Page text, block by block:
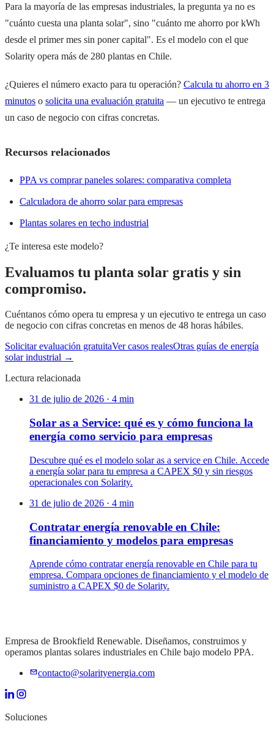
Para la mayoría de las empresas industriales, la pregunta ya no es
"cuánto cuesta una planta solar", sino "cuánto me ahorro por kWh
desde el primer mes sin poner capital". Es el modelo con el que
Solarity opera más de 280 plantas en Chile.
¿Quieres el número exacto para tu operación? Calcula tu ahorro en 3
minutos o solicita una evaluación gratuita — un ejecutivo te entrega
un caso de negocio con cifras concretas.
Recursos relacionados
PPA vs comprar paneles solares: comparativa completa
Calculadora de ahorro solar para empresas
Plantas solares en techo industrial
¿Te interesa este modelo?
Evaluamos tu planta solar gratis y sin
compromiso.
Cuéntanos cómo opera tu empresa y un ejecutivo te entrega un caso
de negocio con cifras concretas en menos de 48 horas hábiles.
Solicitar evaluación gratuitaVer casos realesOtras guías de energía
solar industrial →
Lectura relacionada
31 de julio de 2026 · 4 min
Solar as a Service: qué es y cómo funciona la
energía como servicio para empresas
Descubre qué es el modelo solar as a service en Chile. Accede
a energía solar para tu empresa a CAPEX $0 y sin riesgos
operacionales con Solarity.
31 de julio de 2026 · 4 min
Contratar energía renovable en Chile:
financiamiento y modelos para empresas
Aprende cómo contratar energía renovable en Chile para tu
empresa. Compara opciones de financiamiento y el modelo de
suministro a CAPEX $0 de Solarity.
Empresa de Brookfield Renewable. Diseñamos, construimos y
operamos plantas solares industriales en Chile bajo modelo PPA.
contacto@solarityenergia.com
Soluciones